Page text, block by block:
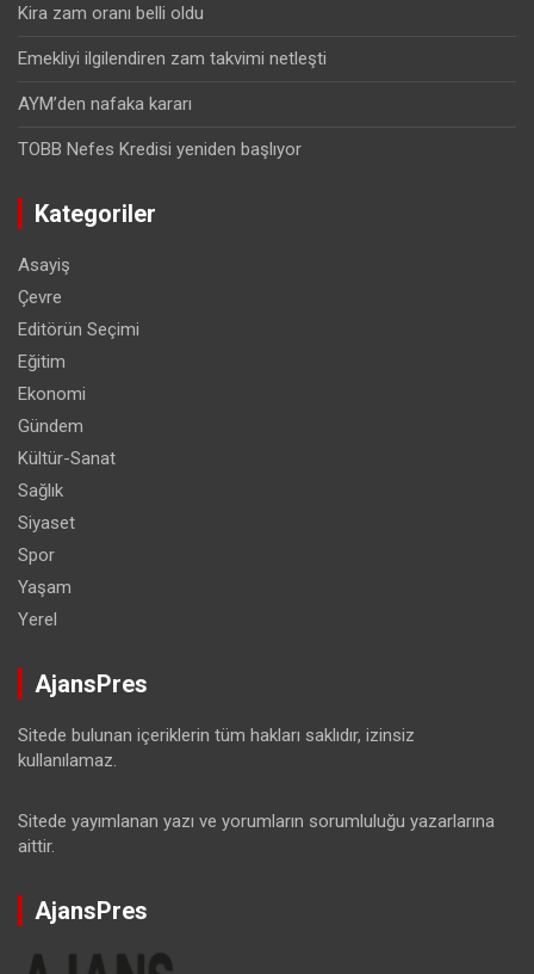
Kira zam oranı belli oldu
Emekliyi ilgilendiren zam takvimi netleşti
AYM’den nafaka kararı
TOBB Nefes Kredisi yeniden başlıyor
Kategoriler
Asayiş
Çevre
Editörün Seçimi
Eğitim
Ekonomi
Gündem
Kültür-Sanat
Sağlık
Siyaset
Spor
Yaşam
Yerel
AjansPres
Sitede bulunan içeriklerin tüm hakları saklıdır, izinsiz
kullanılamaz.
Sitede yayımlanan yazı ve yorumların sorumluluğu yazarlarına
aittir.
AjansPres